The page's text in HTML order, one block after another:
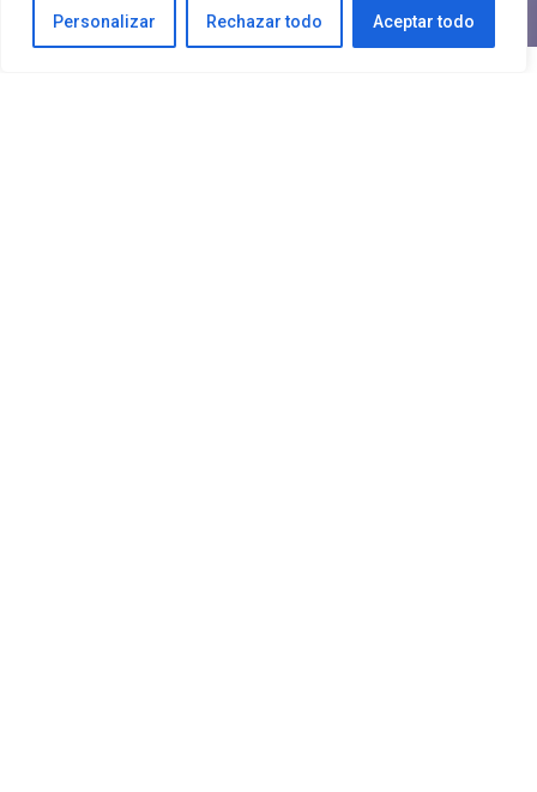
Personalizar Rechazar todo Aceptar todo